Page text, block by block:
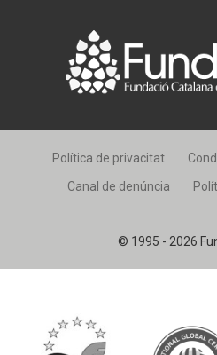
© 1995 - 2026
Política de privacitat
Canal de denúncia